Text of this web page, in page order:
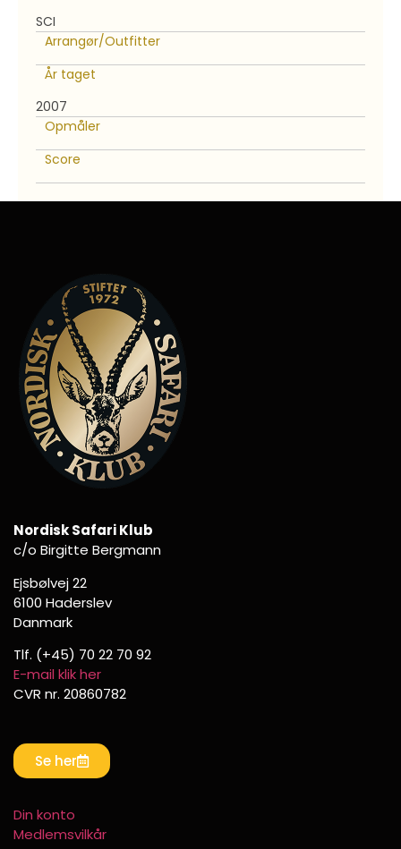
SCI
Arrangør/Outfitter
År taget
2007
Opmåler
Score
Nordisk Safari Klub
c/o Birgitte Bergmann
Ejsbølvej 22
6100 Haderslev
Danmark
Tlf. (+45) 70 22 70 92
E-mail klik her
CVR nr. 20860782
Se her
Din konto
Medlemsvilkår